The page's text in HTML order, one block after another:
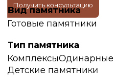
Получить консультацию
Вид памятника
Готовые памятники
Тип памятника
КомплексыОдинарные
Детские памятники